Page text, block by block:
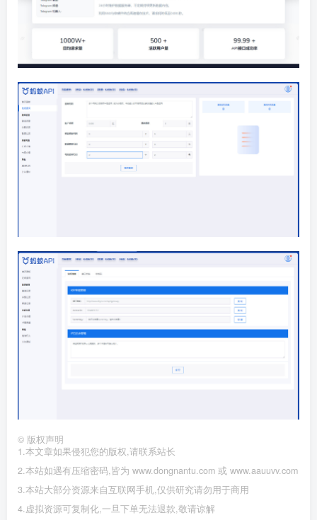
© 版权声明
1.本文章如果侵犯您的版权,请联系站长
2.本站如遇有压缩密码,皆为 www.dongnantu.com 或 www.aauuvv.com
3.本站大部分资源来自互联网手机,仅供研究请勿用于商用
4.虚拟资源可复制化,一旦下单无法退款,敬请谅解